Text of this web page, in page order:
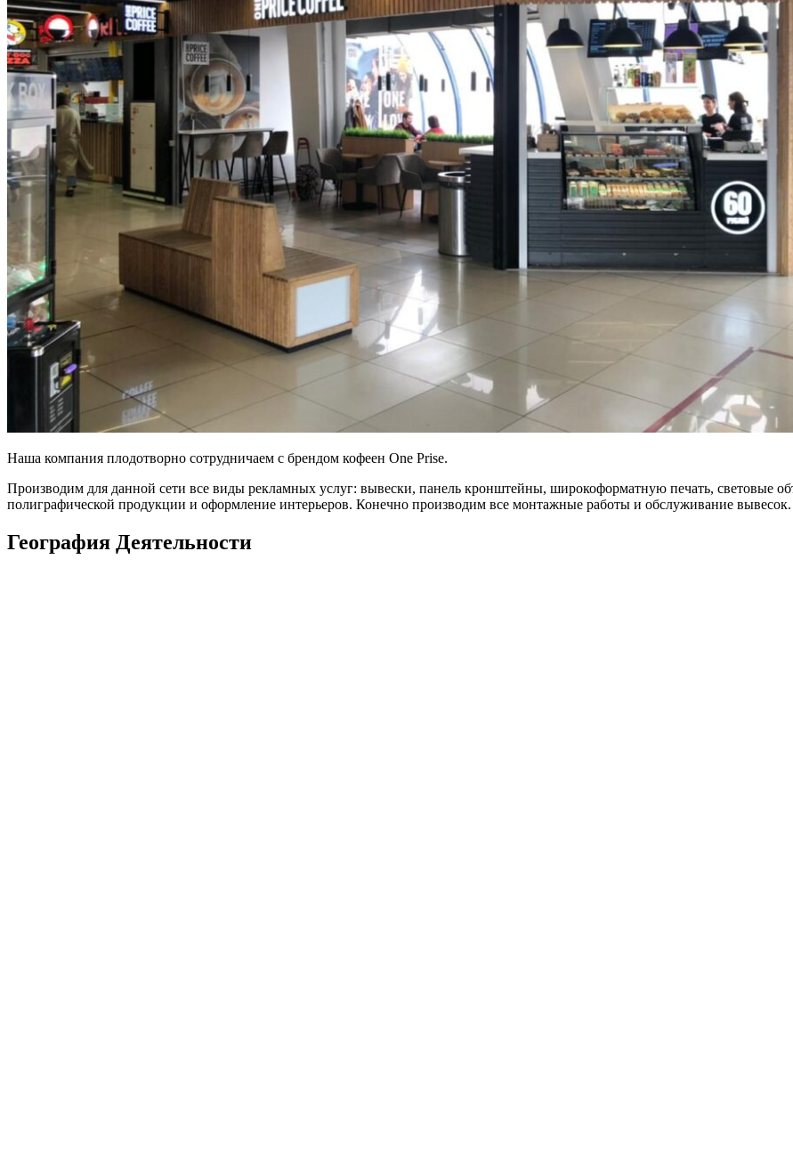
Наша компания плодотворно сотрудничаем с брендом кофеен One Prise.
Производим для данной сети все виды рекламных услуг: вывески, панель кронштейны, широкоформатную печать, световые
полиграфической продукции и оформление интерьеров. Конечно производим все монтажные работы и обслуживание вывесок.
География Деятельности